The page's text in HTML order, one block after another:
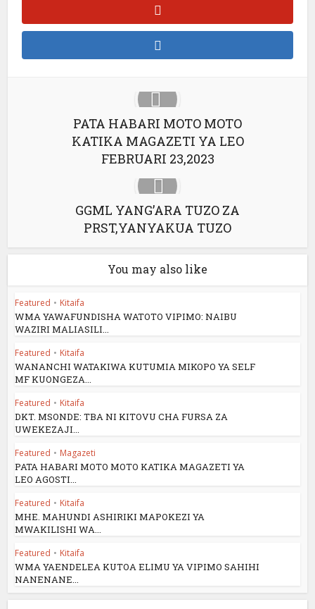
PATA HABARI MOTO MOTO
KATIKA MAGAZETI YA LEO
FEBRUARI 23,2023
GGML YANG’ARA TUZO ZA
PRST,YANYAKUA TUZO
You may also like
Featured • Kitaifa
WMA YAWAFUNDISHA WATOTO VIPIMO: NAIBU
WAZIRI MALIASILI...
Featured • Kitaifa
WANANCHI WATAKIWA KUTUMIA MIKOPO YA SELF
MF KUONGEZA...
Featured • Kitaifa
DKT. MSONDE: TBA NI KITOVU CHA FURSA ZA
UWEKEZAJI...
Featured • Magazeti
PATA HABARI MOTO MOTO KATIKA MAGAZETI YA
LEO AGOSTI...
Featured • Kitaifa
MHE. MAHUNDI ASHIRIKI MAPOKEZI YA
MWAKILISHI WA...
Featured • Kitaifa
WMA YAENDELEA KUTOA ELIMU YA VIPIMO SAHIHI
NANENANE...